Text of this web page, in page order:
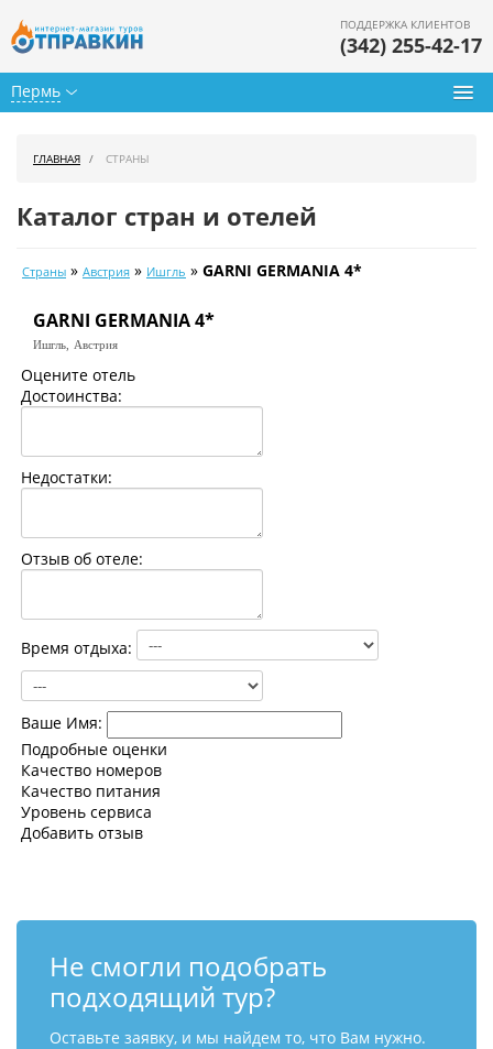
Пермь
ПОДДЕРЖКА КЛИЕНТОВ
(342) 255-42-17
Календарь туров
Цены дня
Страны
ГЛАВНАЯ СТРАНЫ
Каталог стран и отелей
Страны » Австрия » Ишгль » GARNI GERMANIA 4*
GARNI GERMANIA 4*
Ишгль, Австрия
Оцените отель
Достоинства:
Недостатки:
Отзыв об отеле:
Время отдыха:
Ваше Имя:
Подробные оценки
Качество номеров
Качество питания
Уровень сервиса
Добавить отзыв
Не смогли подобрать
подходящий тур?
Оставьте заявку, и мы найдем то, что Вам нужно.